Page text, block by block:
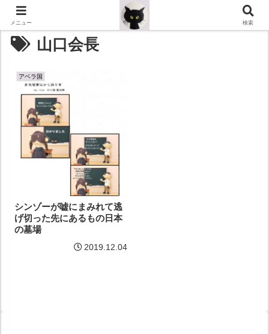
山口会長
アベラ国
シンゾーが嘘にまみれて逃
げ切った先にあるもの日本
の墓場
2019.12.04
メニュー 検索